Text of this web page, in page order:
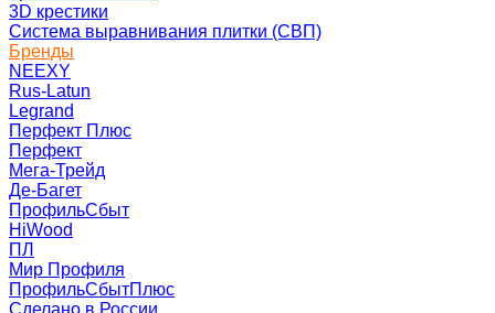
3D крестики
Система выравнивания плитки (СВП)
Бренды
NEEXY
Rus-Latun
Legrand
Перфект Плюс
Перфект
Мега-Трейд
Де-Багет
ПрофильСбыт
HiWood
ПЛ
Мир Профиля
ПрофильСбытПлюс
Сделано в России